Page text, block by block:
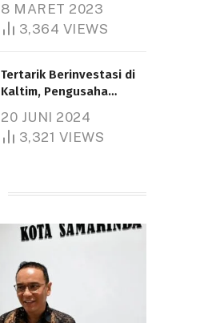
8 MARET 2023
3,364 VIEWS
Tertarik Berinvestasi di
Kaltim, Pengusaha
1.000 Hektare
20 JUNI 2024
3,321 VIEWS